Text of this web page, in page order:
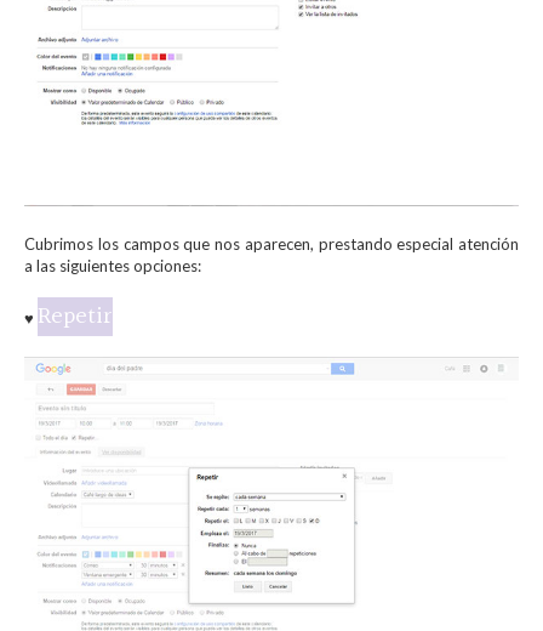
Cubrimos los campos que nos aparecen, prestando especial atención
a las siguientes opciones:
♥ Repetir